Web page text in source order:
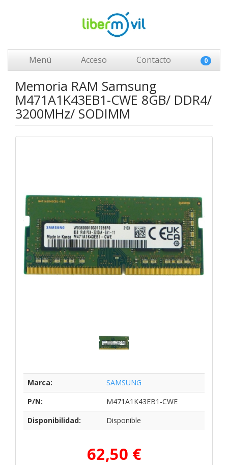
Menú Acceso Contacto 0
Memoria RAM Samsung
M471A1K43EB1-CWE 8GB/ DDR4/
3200MHz/ SODIMM
Marca:
SAMSUNG
P/N:
M471A1K43EB1-CWE
Disponibilidad:
Disponible
62,50 €